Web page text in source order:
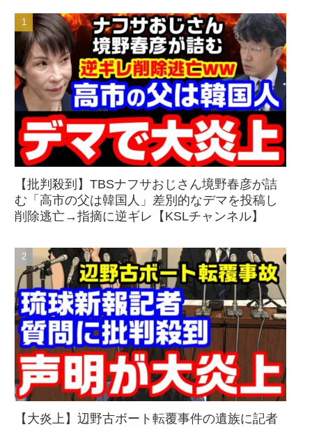
【批判殺到】TBSナフサおじさん境野春彦が詰
む「高市の父は韓国人」差別的なデマを投稿し
削除逃亡→指摘に逆ギレ【KSLチャンネル】
【大炎上】辺野古ボート転覆事件の遺族に記者